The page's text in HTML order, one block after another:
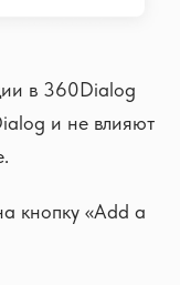
в 360Dialog
и не влияют
кнопку «Add a